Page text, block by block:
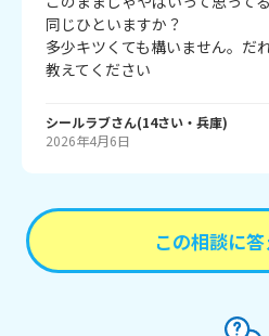
同じひといますか？
多少キツくても構いません。だ
教えてください
シールラブさん(14さい・ 兵庫)
2026年4月6日
この相談に答